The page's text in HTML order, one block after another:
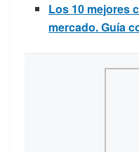
Los 10 mejores
mercado. Guía